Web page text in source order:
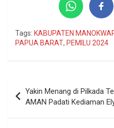
Tags: KABUPATEN
PAPUA BARAT, PEMILU 2024
pos
Yakin Menang di Pilkada
AMAN Padati Kediaman